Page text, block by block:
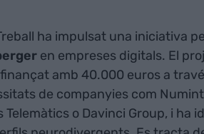
ha impulsat una iniciativa
en empreses digitals. El
amb 40.000 euros a
de companyies com
Telemàtics o Davinci Group, i ha